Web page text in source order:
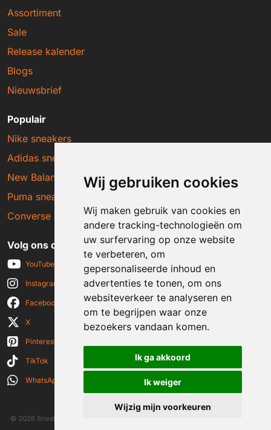
Wij gebruiken cookies
Wij maken gebruik van cookies en
andere tracking-technologieën om
uw surfervaring op onze website
te verbeteren, om
gepersonaliseerde inhoud en
advertenties te tonen, om ons
websiteverkeer te analyseren en
om te begrijpen waar onze
bezoekers vandaan komen.
Ik ga akkoord
Ik weiger
Wijzig mijn voorkeuren
Assortiment
Sale
Release kalender
Blogs
Nieuwsbrief
Populair
Nike sneakers
Adidas sneakers
New Balance sneakers
Puma sneakers
Converse sneakers
Volg ons op social media
YouTube
Instagram
Facebook
X
Pinterest
TikTok
WhatsApp
© 2026 Sneakerplaats.nl